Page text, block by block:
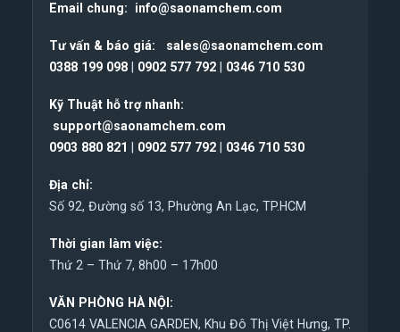
Email chung: info@saonamchem.com
Tư vấn & báo giá: sales@saonamchem.com
0388 199 098
0902 577 792 0346 710 530
Kỹ Thuật hỗ trợ nhanh:
support@saonamchem.com
0903 880 821 0902 577 792 0346 710 530
Địa chỉ:
Số 92, Đường số 13, Phường An Lạc, TP.HCM
Thời gian làm việc:
Thứ 2 – Thứ 7, 8h00 – 17h00
VĂN PHÒNG HÀ NỘI:
C0614 VALENCIA GARDEN, Khu Đô Thị Việt Hưng, TP.